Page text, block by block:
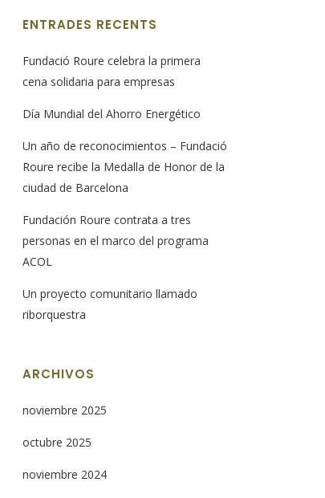
ENTRADES RECENTS
Fundació Roure celebra la primera
cena solidaria para empresas
Día Mundial del Ahorro Energético
Un año de reconocimientos – Fundació
Roure recibe la Medalla de Honor de la
ciudad de Barcelona
Fundación Roure contrata a tres
personas en el marco del programa
ACOL
Un proyecto comunitario llamado
riborquestra
ARCHIVOS
noviembre 2025
octubre 2025
noviembre 2024